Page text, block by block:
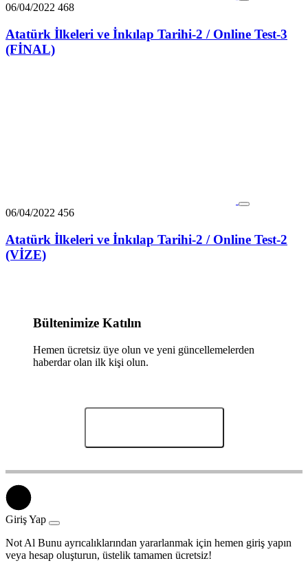
06/04/2022 468
Atatürk İlkeleri ve İnkılap Tarihi-2 / Online Test-3
(FİNAL)
06/04/2022 456
Atatürk İlkeleri ve İnkılap Tarihi-2 / Online Test-2
(VİZE)
Bültenimize Katılın
Hemen ücretsiz üye olun ve yeni güncellemelerden
haberdar olan ilk kişi olun.
Giriş Yap
Not Al Bunu ayrıcalıklarından yararlanmak için hemen giriş yapın
veya hesap oluşturun, üstelik tamamen ücretsiz!